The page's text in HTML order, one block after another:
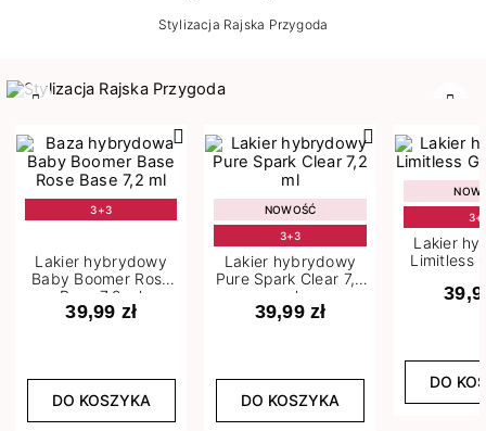
Stylizacja Rajska Przygoda
3+3
Lakier hybrydowy
Baby Boomer Rose
Base 7,2 ml
39,99 zł
DO KOSZYKA
NOWOŚĆ
3+3
Lakier hybrydowy
Pure Spark Clear 7,2
ml
39,99 zł
DO KOSZYKA
Lakier
Limitless
DO